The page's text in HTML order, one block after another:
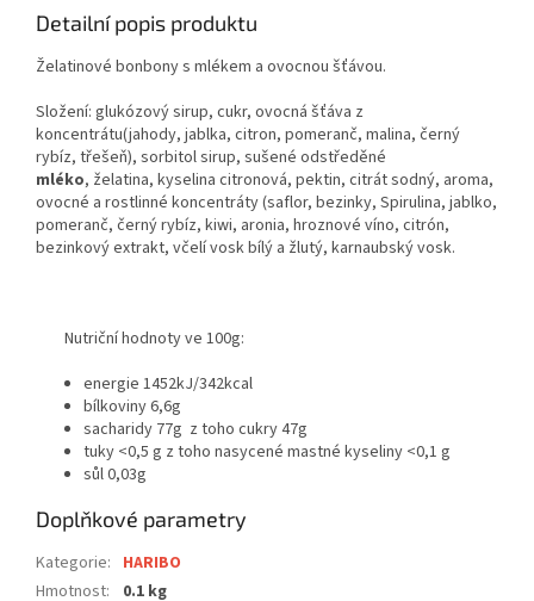
Detailní popis produktu
Želatinové bonbony s mlékem a ovocnou šťávou.
Složení: glukózový sirup, cukr, ovocná šťáva z
koncentrátu(jahody, jablka, citron, pomeranč, malina, černý
rybíz, třešeň), sorbitol sirup, sušené odstředěné
mléko, želatina, kyselina citronová, pektin, citrát sodný, aroma,
ovocné a rostlinné koncentráty (saflor, bezinky, Spirulina, jablko,
pomeranč, černý rybíz, kiwi, aronia, hroznové víno, citrón,
bezinkový extrakt, včelí vosk bílý a žlutý, karnaubský vosk.
Nutriční hodnoty ve 100g:
energie 1452kJ/342kcal
bílkoviny 6,6g
sacharidy 77g z toho cukry 47g
tuky <0,5 g z toho nasycené mastné kyseliny <0,1 g
sůl 0,03g
Doplňkové parametry
Kategorie: HARIBO
Hmotnost:
0.1 kg